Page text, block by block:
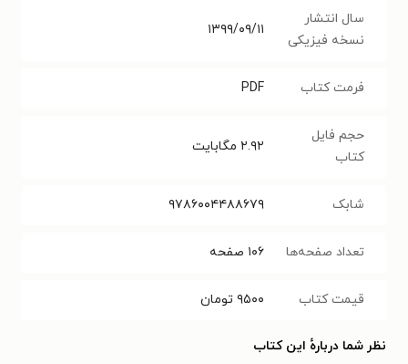
سال انتشار
نسخه فیزیکی
۱۳۹۹/۰۹/۱۱
فرمت کتاب PDF
حجم فایل
کتاب
۲.۹۲ مگابایت
شابک ۹۷۸۶۰۰۴۴۸۸۶۷۹
تعداد صفحه‌ها ۱۰۶ صفحه
قیمت کتاب ۹۵۰۰ تومان
نظر شما دربارهٔ این کتاب